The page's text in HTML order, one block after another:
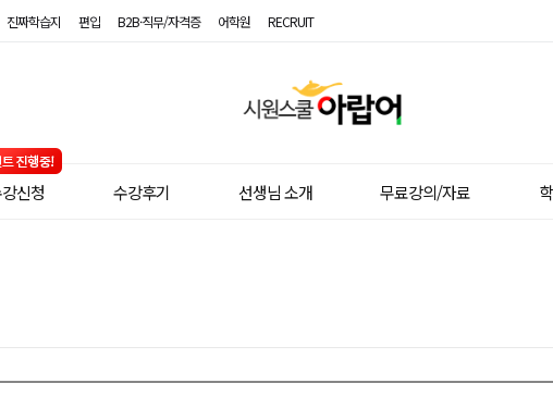
진짜학습지 편입 B2B·직무/자격증 어학원 RECRUIT
신청 수강후기 선생님 소개 무료강의/자료